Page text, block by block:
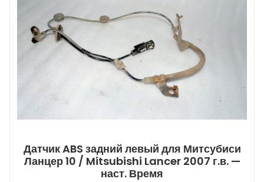
Датчик ABS задний левый для Митсубиси
Ланцер 10 / Mitsubishi Lancer 2007 г.в. —
наст. Время